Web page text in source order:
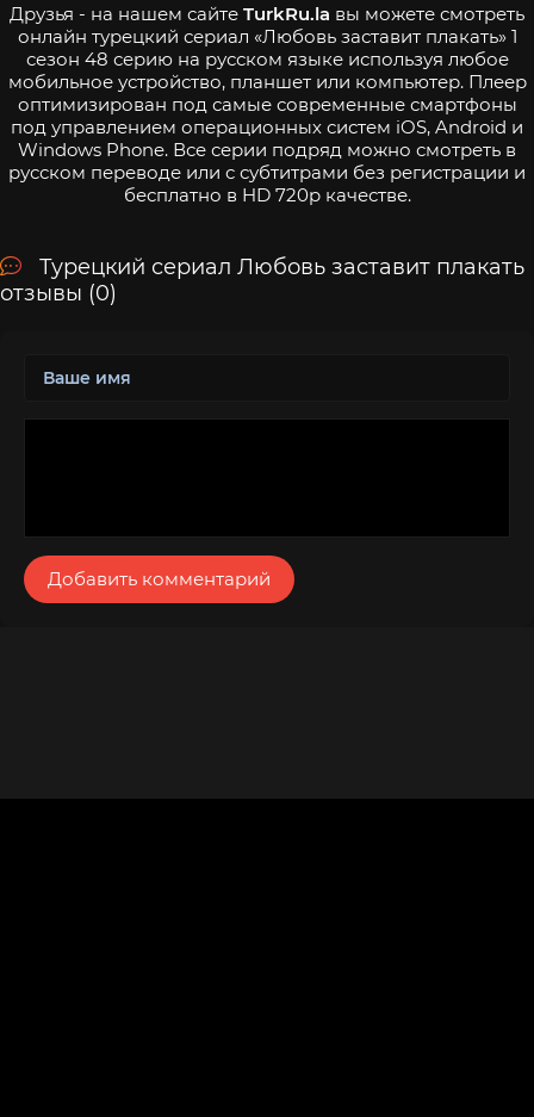
Друзья - на нашем сайте TurkRu.la вы можете смотреть
онлайн турецкий сериал «Любовь заставит плакать» 1
сезон 48 серию на русском языке используя любое
мобильное устройство, планшет или компьютер. Плеер
оптимизирован под самые современные смартфоны
под управлением операционных систем iOS, Android и
Windows Phone. Все серии подряд можно смотреть в
русском переводе или с субтитрами без регистрации и
бесплатно в HD 720p качестве.
Турецкий сериал Любовь заставит плакать
отзывы (0)
Добавить комментарий